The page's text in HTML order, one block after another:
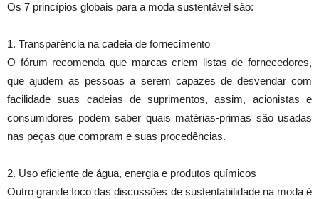
Os 7 princípios globais para a moda sustentável são:
1. Transparência na cadeia de fornecimento
O fórum recomenda que marcas criem listas de fornecedores,
que ajudem as pessoas a serem capazes de desvendar com
facilidade suas cadeias de suprimentos, assim, acionistas e
consumidores podem saber quais matérias-primas são usadas
nas peças que compram e suas procedências.
2. Uso eficiente de água, energia e produtos químicos
Outro grande foco das discussões de sustentabilidade na moda é